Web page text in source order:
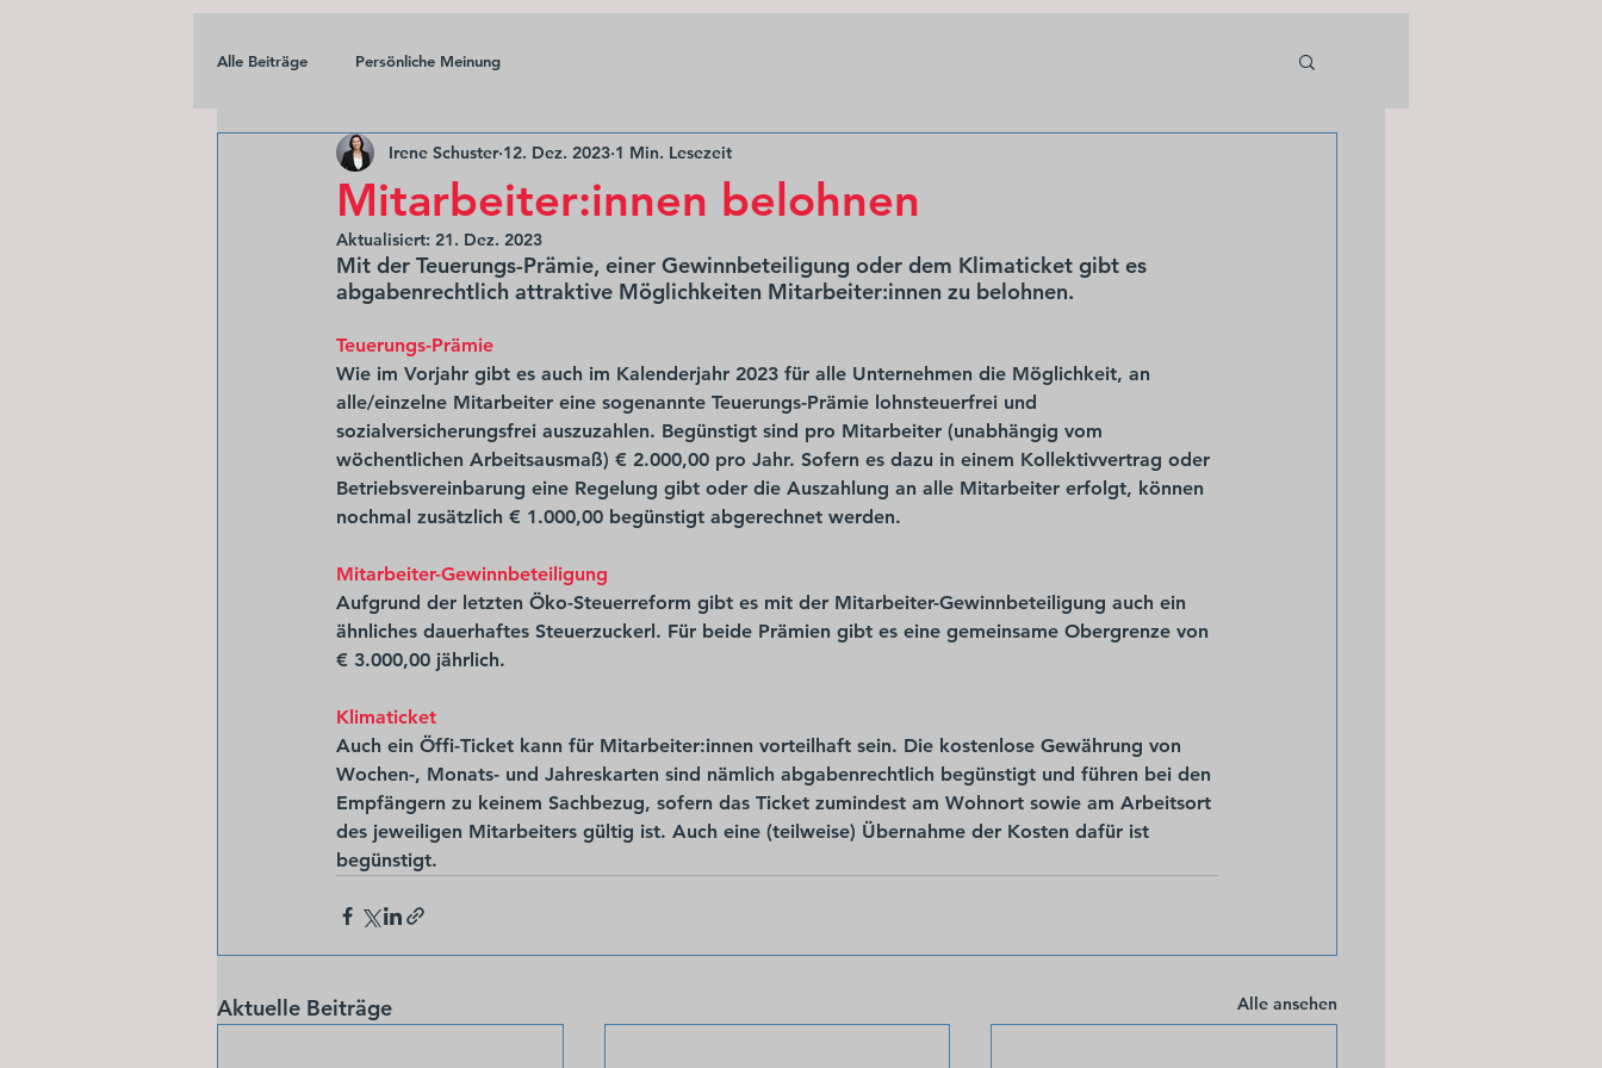
Alle Beiträge Persönliche Meinung
Mitarbeiter:innen belohnen
Irene Schuster 12. Dez. 2023 1 Min. Lesezeit
Aktualisiert: 21. Dez. 2023
Mit der Teuerungs-Prämie, einer Gewinnbeteiligung oder dem Klimaticket gibt es
abgabenrechtlich attraktive Möglichkeiten Mitarbeiter:innen zu belohnen.
Teuerungs-Prämie
Wie im Vorjahr gibt es auch im Kalenderjahr 2023 für alle Unternehmen die Möglichkeit, an
alle/einzelne Mitarbeiter eine sogenannte Teuerungs-Prämie lohnsteuerfrei und
sozialversicherungsfrei auszuzahlen. Begünstigt sind pro Mitarbeiter (unabhängig vom
wöchentlichen Arbeitsausmaß) € 2.000,00 pro Jahr. Sofern es dazu in einem Kollektivvertrag oder
Betriebsvereinbarung eine Regelung gibt oder die Auszahlung an alle Mitarbeiter erfolgt, können
nochmal zusätzlich € 1.000,00 begünstigt abgerechnet werden.
Mitarbeiter-Gewinnbeteiligung
Aufgrund der letzten Öko-Steuerreform gibt es mit der Mitarbeiter-Gewinnbeteiligung auch ein
ähnliches dauerhaftes Steuerzuckerl. Für beide Prämien gibt es eine gemeinsame Obergrenze von
€ 3.000,00 jährlich.
Klimaticket
Auch ein Öffi-Ticket kann für Mitarbeiter:innen vorteilhaft sein. Die kostenlose Gewährung von
Wochen-, Monats- und Jahreskarten sind nämlich abgabenrechtlich begünstigt und führen bei den
Empfängern zu keinem Sachbezug, sofern das Ticket zumindest am Wohnort sowie am Arbeitsort
des jeweiligen Mitarbeiters gültig ist. Auch eine (teilweise) Übernahme der Kosten dafür ist
begünstigt.
Aktuelle Beiträge Alle ansehen